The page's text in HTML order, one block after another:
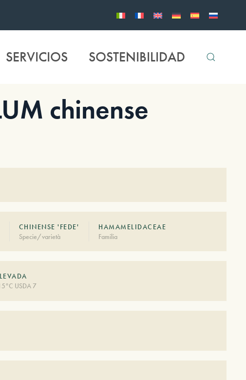
SERVICIOS SOSTENIBILIDAD
chinense
CHINENSE 'FEDE'
Specie/varietà
HAMAMELIDACEAE
Familia
USDA 7